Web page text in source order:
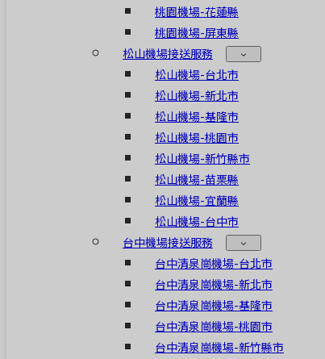
桃園機場-花蓮縣
桃園機場-屏東縣
松山機場接送服務
松山機場-台北市
松山機場-新北市
松山機場-基隆市
松山機場-桃園市
松山機場-新竹縣市
松山機場-苗栗縣
松山機場-宜蘭縣
松山機場-台中市
台中機場接送服務
台中清泉崗機場-台北市
台中清泉崗機場-新北市
台中清泉崗機場-基隆市
台中清泉崗機場-桃園市
台中清泉崗機場-新竹縣市